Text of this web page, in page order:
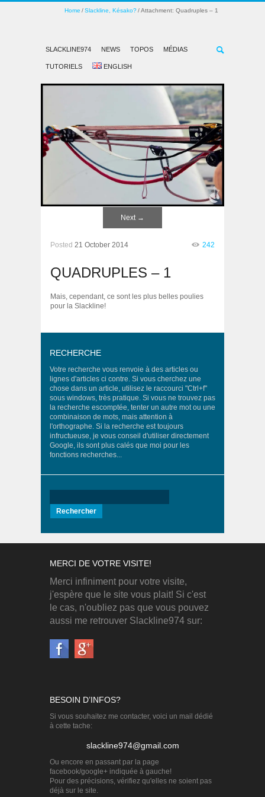
Home Slackline, Késako? Attachment: Quadruples – 1
SLACKLINE974 NEWS TOPOS MÉDIAS
TUTORIELS ENGLISH
Next →
Posted 21 October 2014 242
QUADRUPLES – 1
Mais, cependant, ce sont les plus belles poulies
pour la Slackline!
RECHERCHE
Votre recherche vous renvoie à des articles ou
lignes d'articles ci contre. Si vous cherchez une
chose dans un article, utilisez le raccourci "Ctrl+f"
sous windows, très pratique. Si vous ne trouvez pas
la recherche escomptée, tenter un autre mot ou une
combinaison de mots, mais attention à
l'orthographe. Si la recherche est toujours
infructueuse, je vous conseil d'utiliser directement
Google, ils sont plus calés que moi pour les
fonctions recherches...
MERCI DE VOTRE VISITE!
Merci infiniment pour votre visite,
j'espère que le site vous plait! Si c'est
le cas, n'oubliez pas que vous pouvez
aussi me retrouver Slackline974 sur:
BESOIN D’INFOS?
Si vous souhaitez me contacter, voici un mail dédié
à cette tache:
slackline974@gmail.com
Ou encore en passant par la page
facebook/google+ indiquée à gauche!
Pour des précisions, vérifiez qu'elles ne soient pas
déjà sur le site.